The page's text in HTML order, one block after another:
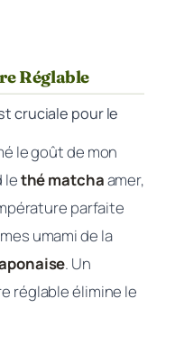
Réglable
cruciale pour le
le goût de mon
lethé matchaamer,
parfaite
umami de la
. Un
réglable élimine le